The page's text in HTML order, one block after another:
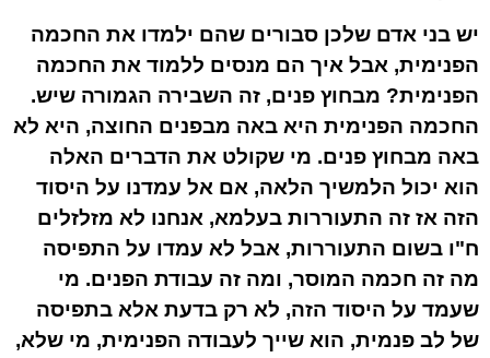
יש בני אדם שלכן סבורים שהם ילמדו את החכמה
הפנימית, אבל איך הם מנסים ללמוד את החכמה
הפנימית? מבחוץ פנים, זה השבירה הגמורה שיש.
החכמה הפנימית היא באה מבפנים החוצה, היא לא
באה מבחוץ פנים. מי שקולט את הדברים האלה
הוא יכול הלמשיך הלאה, אם אל עמדנו על היסוד
הזה אז זה התעוררות בעלמא, אנחנו לא מזלזלים
ח"ו בשום התעוררות, אבל לא עמדו על התפיסה
מה זה חכמה המוסר, ומה זה עבודת הפנים. מי
שעמד על היסוד הזה, לא רק בדעת אלא בתפיסה
של לב פנמית, הוא שייך לעבודה הפנימית, מי שלא,